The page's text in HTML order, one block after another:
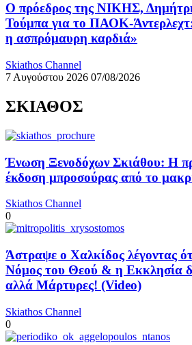
Ο πρόεδρος της ΝΙΚΗΣ,
Τούμπα για το ΠΑΟΚ-
η ασπρόμαυρη καρδιά»
Skiathos Channel
7 Αυγούστου 2026 07/08/2026
ΣΚΙΑΘΟΣ
Ένωση Ξενοδόχων Σκιάθου: Η
έκδοση μπροσούρας από το
Skiathos Channel
0
Άστραψε ο Χαλκίδος λέγοντας
Νόμος του Θεού & η Εκκλησία
αλλά Μάρτυρες! (Video)
Skiathos Channel
0